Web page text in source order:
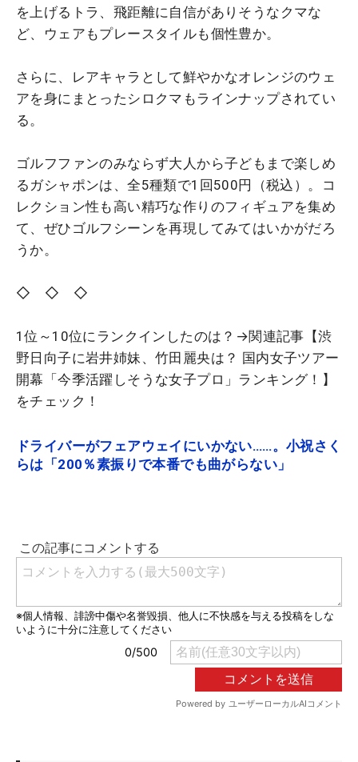
を上げるトラ、飛距離に自信がありそうなクマな
ど、ウェアもプレースタイルも個性豊か。
さらに、レアキャラとして鮮やかなオレンジのウェ
アを身にまとったシロクマもラインナップされてい
る。
ゴルフファンのみならず大人から子どもまで楽しめ
るガシャポンは、全5種類で1回500円（税込）。コ
レクション性も高い精巧な作りのフィギュアを集め
て、ぜひゴルフシーンを再現してみてはいかがだろ
うか。
◇ ◇ ◇
1位～10位にランクインしたのは？→関連記事【渋
野日向子に岩井姉妹、竹田麗央は？ 国内女子ツアー
開幕「今季活躍しそうな女子プロ」ランキング！】
をチェック！
ドライバーがフェアウェイにいかない……。小祝さく
らは「200％素振りで本番でも曲がらない」